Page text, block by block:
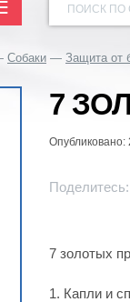
ПОИСК ПО
Собаки Защита от
7
Опубликовано:
Поделитесь:
7 золотых
1. Капли и